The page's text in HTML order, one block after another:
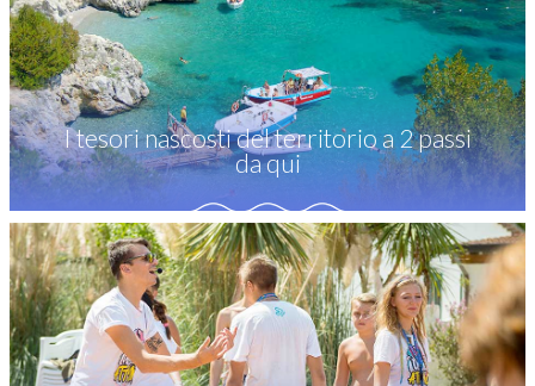
I tesori nascosti del territorio a 2 passi
da qui